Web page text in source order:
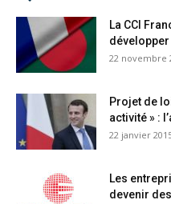
La CCI
22 novembre
Projet de
activité » :
22 janvier
Les
devenir